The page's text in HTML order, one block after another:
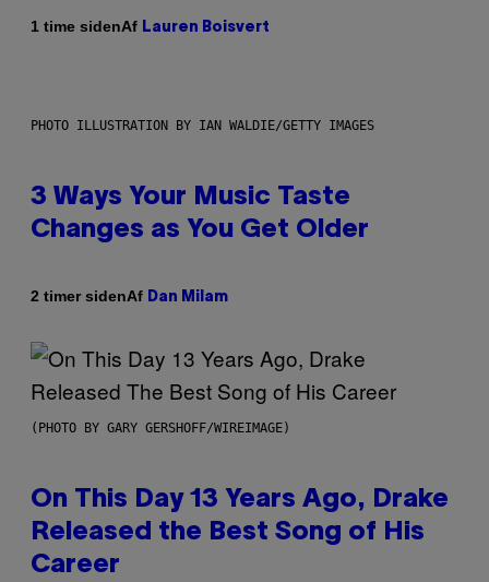
1 time sidenAf Lauren Boisvert
PHOTO ILLUSTRATION BY IAN WALDIE/GETTY IMAGES
3 Ways Your Music Taste
Changes as You Get Older
2 timer sidenAf Dan Milam
(PHOTO BY GARY GERSHOFF/WIREIMAGE)
On This Day 13 Years Ago, Drake
Released the Best Song of His
Career